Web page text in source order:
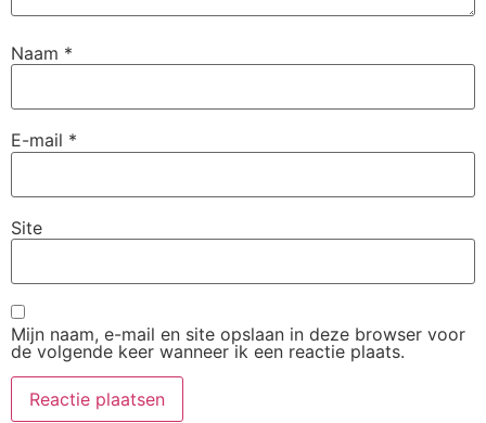
Naam *
E-mail *
Site
Mijn naam, e-mail en site opslaan in deze browser voor
de volgende keer wanneer ik een reactie plaats.